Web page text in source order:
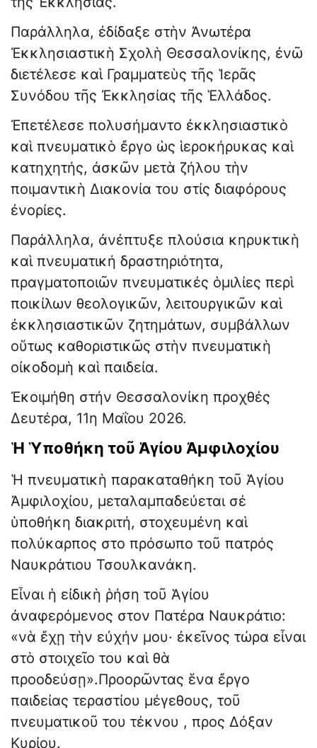
Παράλληλα, ἐδίδαξε στὴν Ἀνωτέρα
Ἐκκλησιαστικὴ Σχολὴ Θεσσαλονίκης, ἐνῶ
διετέλεσε καὶ Γραμματεὺς τῆς Ἱερᾶς
Συνόδου τῆς Ἐκκλησίας τῆς Ἑλλάδος.
Ἐπετέλεσε πολυσήμαντο ἐκκλησιαστικὸ
καὶ πνευματικὸ ἔργο ὡς ἱεροκήρυκας καὶ
κατηχητής, ἀσκῶν μετὰ ζήλου τὴν
ποιμαντικὴ Διακονία του στίς διαφόρους
ἐνορίες.
Παράλληλα, ἀνέπτυξε πλούσια κηρυκτικὴ
καὶ πνευματική δραστηριότητα,
πραγματοποιῶν πνευματικές ὁμιλίες περὶ
ποικίλων θεολογικῶν, λειτουργικῶν καὶ
ἐκκλησιαστικῶν ζητημάτων, συμβάλλων
οὕτως καθοριστικῶς στὴν πνευματικὴ
οἰκοδομὴ καὶ παιδεία.
Ἐκοιμήθη στήν Θεσσαλονίκη προχθές
Δευτέρα, 11η Μαΐου 2026.
Ἡ Ὑποθήκη τοῦ Ἁγίου Ἀμφιλοχίου
Ἡ πνευματικὴ παρακαταθήκη τοῦ Ἁγίου
Ἀμφιλοχίου, μεταλαμπαδεύεται σέ
ὑποθήκη διακριτή, στοχευμένη καὶ
πολύκαρπος στο πρόσωπο τοῦ πατρός
Ναυκράτιου Τσουλκανάκη.
Εἶναι ἡ εἰδικὴ ῥήση τοῦ Ἁγίου
ἀναφερόμενος στον Πατέρα Ναυκράτιο:
«νὰ ἔχῃ τὴν εὐχήν μου· ἐκεῖνος τώρα εἶναι
στὸ στοιχεῖο του καὶ θὰ
προοδεύσῃ».Προορῶντας ἕνα ἔργο
παιδείας τεραστίου μέγεθους, τοῦ
πνευματικοῦ του τέκνου , προς Δόξαν
Κυρίου.